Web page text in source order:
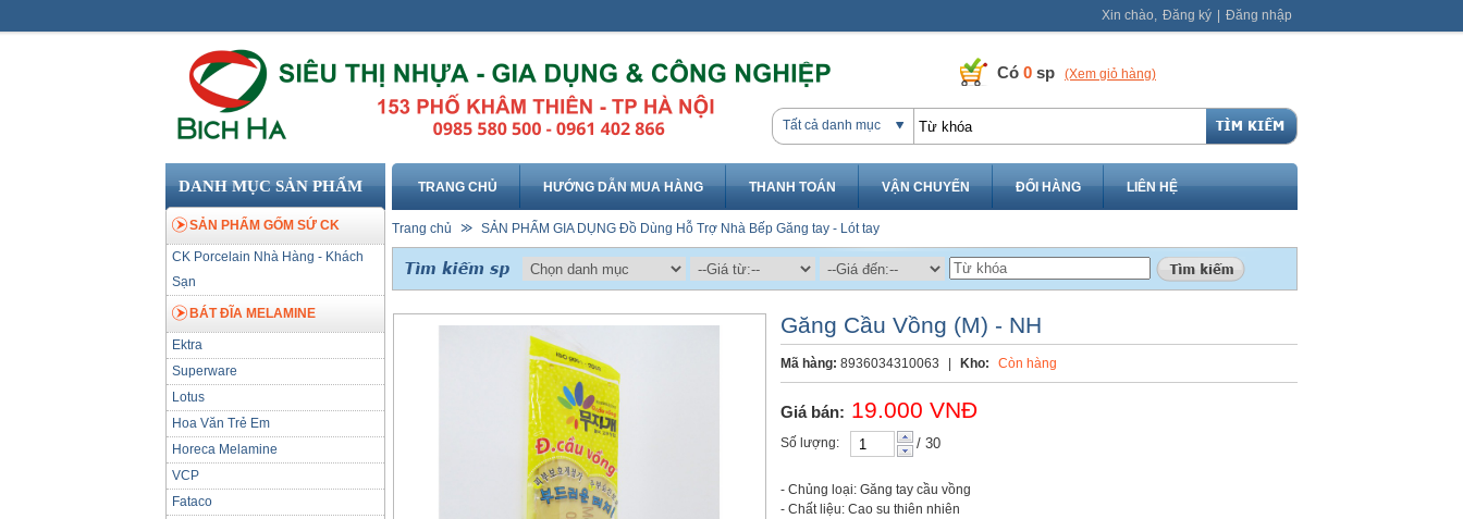
Xin chào, Đăng ký Đăng nhập
Có 0 sp (Xem giỏ hàng)
Tất cả danh mục
DANH MỤC SẢN PHẨM
SẢN PHẨM GỐM SỨ CK
CK Porcelain Nhà Hàng - Khách
Sạn
BÁT ĐĨA MELAMINE
Ektra
Superware
Lotus
Hoa Văn Trẻ Em
Horeca Melamine
VCP
Fataco
TRANG CHỦ HƯỚNG DẪN MUA HÀNG THANH TOÁN VẬN CHUYỂN ĐỔI HÀNG LIÊN HỆ
Trang chủ SẢN PHẨM GIA DỤNG Đồ Dùng Hỗ Trợ Nhà Bếp Găng tay - Lót tay
Găng Cầu Vồng (M) - NH
Mã hàng: 8936034310063 Kho: Còn hàng
Giá bán: 19.000 VNĐ
Số lượng: / 30
- Chủng loại: Găng tay cầu vồng
- Chất liệu: Cao su thiên nhiên